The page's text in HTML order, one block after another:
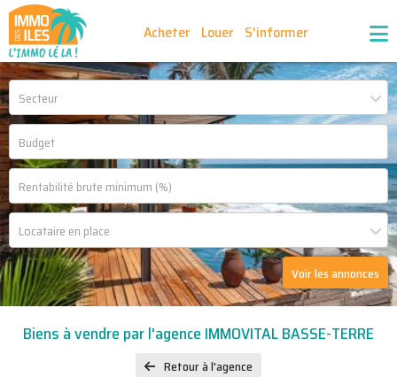
Acheter Louer S'informer
Nos outils Ma sélection d'annonces
Recrutement Partenaires
Secteur
Locataire en place
Voir les annonces
Biens à vendre par l'agence IMMOVITAL BASSE-TERRE
Retour à l'agence